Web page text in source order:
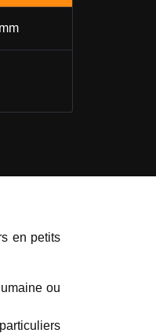
en petits
ou